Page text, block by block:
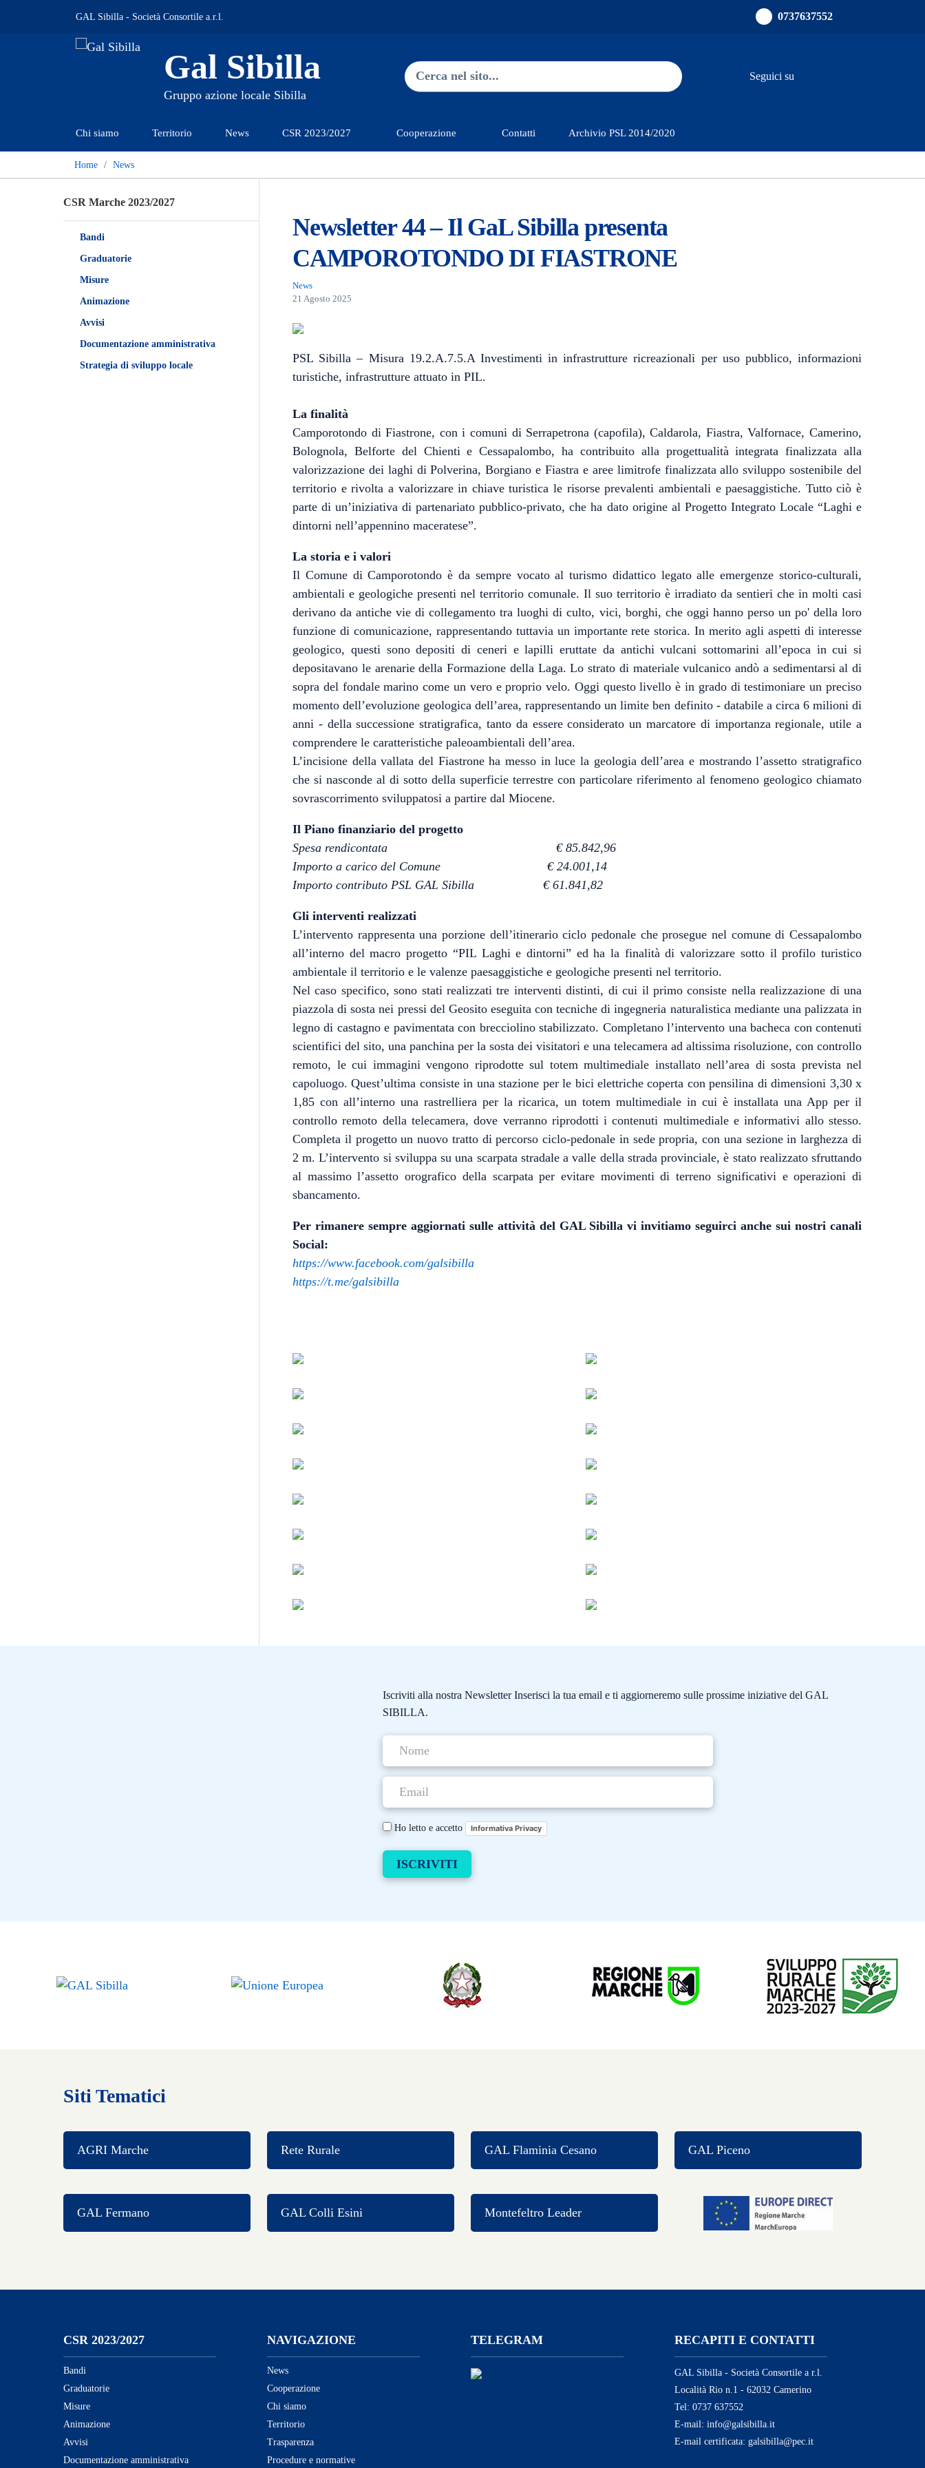
GAL Sibilla - Società Consortile a.r.l. 0737637552
Gal Sibilla
Gruppo azione locale Sibilla Ricerca nel sito
Seguici su
Chi siamo Territorio News CSR 2023/2027 Cooperazione Contatti Archivio PSL 2014/2020
Home News
CSR Marche 2023/2027
Bandi
Graduatorie
Misure
Animazione
Avvisi
Documentazione amministrativa
Strategia di sviluppo locale
Newsletter 44 – Il GaL Sibilla presenta
CAMPOROTONDO DI FIASTRONE
News
21 Agosto 2025
PSL Sibilla – Misura 19.2.A.7.5.A Investimenti in infrastrutture ricreazionali per uso pubblico, informazioni
turistiche, infrastrutture attuato in PIL.
La finalità
Camporotondo di Fiastrone, con i comuni di Serrapetrona (capofila), Caldarola, Fiastra, Valfornace, Camerino,
Bolognola, Belforte del Chienti e Cessapalombo, ha contribuito alla progettualità integrata finalizzata alla
valorizzazione dei laghi di Polverina, Borgiano e Fiastra e aree limitrofe finalizzata allo sviluppo sostenibile del
territorio e rivolta a valorizzare in chiave turistica le risorse prevalenti ambientali e paesaggistiche. Tutto ciò è
parte di un’iniziativa di partenariato pubblico-privato, che ha dato origine al Progetto Integrato Locale “Laghi e
dintorni nell’appennino maceratese”.
La storia e i valori
Il Comune di Camporotondo è da sempre vocato al turismo didattico legato alle emergenze storico-culturali,
ambientali e geologiche presenti nel territorio comunale. Il suo territorio è irradiato da sentieri che in molti casi
derivano da antiche vie di collegamento tra luoghi di culto, vici, borghi, che oggi hanno perso un po' della loro
funzione di comunicazione, rappresentando tuttavia un importante rete storica. In merito agli aspetti di interesse
geologico, questi sono depositi di ceneri e lapilli eruttate da antichi vulcani sottomarini all’epoca in cui si
depositavano le arenarie della Formazione della Laga. Lo strato di materiale vulcanico andò a sedimentarsi al di
sopra del fondale marino come un vero e proprio velo. Oggi questo livello è in grado di testimoniare un preciso
momento dell’evoluzione geologica dell’area, rappresentando un limite ben definito - databile a circa 6 milioni di
anni - della successione stratigrafica, tanto da essere considerato un marcatore di importanza regionale, utile a
comprendere le caratteristiche paleoambientali dell’area.
L’incisione della vallata del Fiastrone ha messo in luce la geologia dell’area e mostrando l’assetto stratigrafico
che si nasconde al di sotto della superficie terrestre con particolare riferimento al fenomeno geologico chiamato
sovrascorrimento sviluppatosi a partire dal Miocene.
Il Piano finanziario del progetto
Spesa rendicontata € 85.842,96
Importo a carico del Comune € 24.001,14
Importo contributo PSL GAL Sibilla € 61.841,82
Gli interventi realizzati
L’intervento rappresenta una porzione dell’itinerario ciclo pedonale che prosegue nel comune di Cessapalombo
all’interno del macro progetto “PIL Laghi e dintorni” ed ha la finalità di valorizzare sotto il profilo turistico
ambientale il territorio e le valenze paesaggistiche e geologiche presenti nel territorio.
Nel caso specifico, sono stati realizzati tre interventi distinti, di cui il primo consiste nella realizzazione di una
piazzola di sosta nei pressi del Geosito eseguita con tecniche di ingegneria naturalistica mediante una palizzata in
legno di castagno e pavimentata con brecciolino stabilizzato. Completano l’intervento una bacheca con contenuti
scientifici del sito, una panchina per la sosta dei visitatori e una telecamera ad altissima risoluzione, con controllo
remoto, le cui immagini vengono riprodotte sul totem multimediale installato nell’area di sosta prevista nel
capoluogo. Quest’ultima consiste in una stazione per le bici elettriche coperta con pensilina di dimensioni 3,30 x
1,85 con all’interno una rastrelliera per la ricarica, un totem multimediale in cui è installata una App per il
controllo remoto della telecamera, dove verranno riprodotti i contenuti multimediale e informativi allo stesso.
Completa il progetto un nuovo tratto di percorso ciclo-pedonale in sede propria, con una sezione in larghezza di
2 m. L’intervento si sviluppa su una scarpata stradale a valle della strada provinciale, è stato realizzato sfruttando
al massimo l’assetto orografico della scarpata per evitare movimenti di terreno significativi e operazioni di
sbancamento.
Per rimanere sempre aggiornati sulle attività del GAL Sibilla vi invitiamo seguirci anche sui nostri canali
Social:
https://www.facebook.com/galsibilla
https://t.me/galsibilla
Iscriviti alla nostra Newsletter Inserisci la tua email e ti aggiorneremo sulle prossime iniziative del GAL
SIBILLA.
Ho letto e accetto Informativa Privacy
Siti Tematici
AGRI Marche Rete Rurale GAL Flaminia Cesano GAL Piceno
GAL Fermano GAL Colli Esini Montefeltro Leader
CSR 2023/2027
Bandi
Graduatorie
Misure
Animazione
Avvisi
Documentazione amministrativa
NAVIGAZIONE
News
Cooperazione
Chi siamo
Territorio
Trasparenza
Procedure e normative
TELEGRAM RECAPITI E CONTATTI
GAL Sibilla - Società Consortile a r.l.
Località Rio n.1 - 62032 Camerino
Tel: 0737 637552
E-mail: info@galsibilla.it
E-mail certificata: galsibilla@pec.it